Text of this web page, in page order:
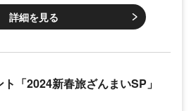
詳細を見る
「2024新春旅ざんまいSP」